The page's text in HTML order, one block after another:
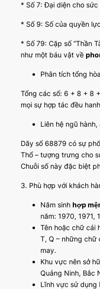
* Số 7: Đại diện cho
* Số 9: Số của quyền
* Số 79: Cặp số “Thần
như một báu vật về
Phân tích tổng
Tổng các số: 6 + 8 + 8
mọi sự hợp tác đều
Liên hệ ngũ
Dãy số 68879 có sự
Thổ – tượng trưng cho
Chuỗi số này đặc biệt
3. Phù hợp với khách
Năm sinh hợp
năm: 1970,
Tên hoặc chữ cái
T, Q – những chữ
may.
Khu vực nên sở
Quảng Ninh, Bắc
Lĩnh vực sử dụng